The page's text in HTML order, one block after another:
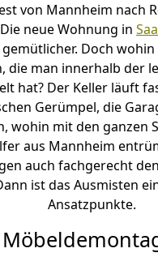
von Mannheim nach
neue Wohnung in
Doch
die man innerhalb der
hat? Der Keller läuft
Gerümpel, die
wohin mit den ganzen
aus Mannheim
auch fachgerecht
ist das Ausmisten
Ansatzpunkte.